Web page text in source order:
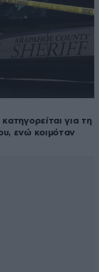
για τη
ενώ κοιμόταν